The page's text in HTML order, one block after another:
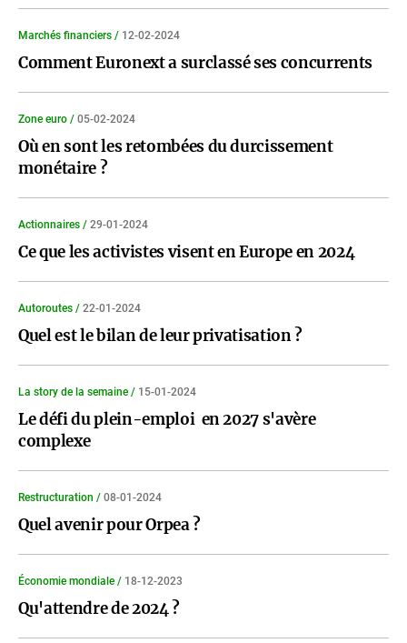
Marchés financiers / 12-02-2024
Comment Euronext a surclassé ses concurrents
Zone euro / 05-02-2024
Où en sont les retombées du durcissement
monétaire ?
Actionnaires / 29-01-2024
Ce que les activistes visent en Europe en 2024
Autoroutes / 22-01-2024
Quel est le bilan de leur privatisation ?
La story de la semaine / 15-01-2024
Le défi du plein-emploi en 2027 s'avère
complexe
Restructuration / 08-01-2024
Quel avenir pour Orpea ?
Économie mondiale / 18-12-2023
Qu'attendre de 2024 ?